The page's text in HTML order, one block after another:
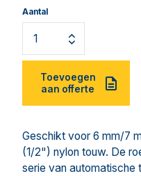
Aantal
Toevoegen
aan offerte
Geschikt voor 6 mm/7
(1/2") nylon touw. De
serie van automatische